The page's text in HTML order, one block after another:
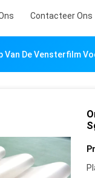
Contacteer Ons
Van De Vensterfilm